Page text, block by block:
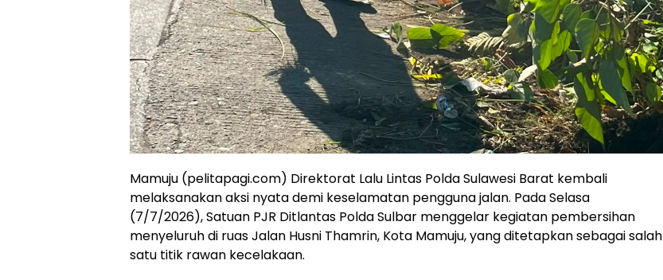
Mamuju (pelitapagi.com) Direktorat Lalu Lintas Polda Sulawesi Barat kembali
melaksanakan aksi nyata demi keselamatan pengguna jalan. Pada Selasa
(7/7/2026), Satuan PJR Ditlantas Polda Sulbar menggelar kegiatan pembersihan
menyeluruh di ruas Jalan Husni Thamrin, Kota Mamuju, yang ditetapkan sebagai salah
satu titik rawan kecelakaan.